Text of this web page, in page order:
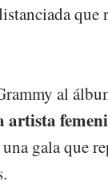
que
al
artista
gala que